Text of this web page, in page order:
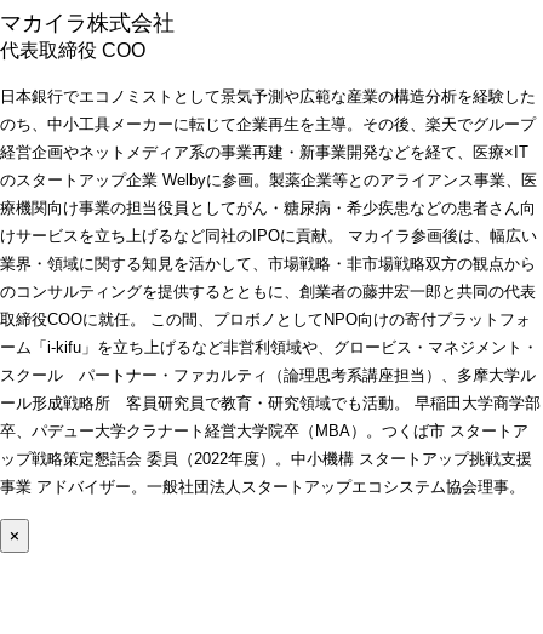
マカイラ株式会社
代表取締役 COO
日本銀行でエコノミストとして景気予測や広範な産業の構造分析を経験した
のち、中小工具メーカーに転じて企業再生を主導。その後、楽天でグループ
経営企画やネットメディア系の事業再建・新事業開発などを経て、医療×IT
のスタートアップ企業 Welbyに参画。製薬企業等とのアライアンス事業、医
療機関向け事業の担当役員としてがん・糖尿病・希少疾患などの患者さん向
けサービスを立ち上げるなど同社のIPOに貢献。 マカイラ参画後は、幅広い
業界・領域に関する知見を活かして、市場戦略・非市場戦略双方の観点から
のコンサルティングを提供するとともに、創業者の藤井宏一郎と共同の代表
取締役COOに就任。 この間、プロボノとしてNPO向けの寄付プラットフォ
ーム「i-kifu」を立ち上げるなど非営利領域や、グロービス・マネジメント・
スクール パートナー・ファカルティ（論理思考系講座担当）、多摩大学ル
ール形成戦略所 客員研究員で教育・研究領域でも活動。 早稲田大学商学部
卒、パデュー大学クラナート経営大学院卒（MBA）。つくば市 スタートア
ップ戦略策定懇話会 委員（2022年度）。中小機構 スタートアップ挑戦支援
事業 アドバイザー。一般社団法人スタートアップエコシステム協会理事。
×